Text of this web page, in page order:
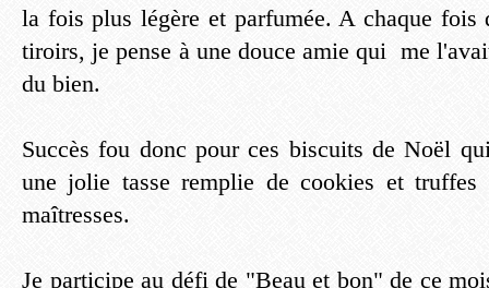
la fois plus légère et parfumée. A chaque fois
tiroirs, je pense à une douce amie qui me
du bien.
Succès fou donc pour ces biscuits de Noël
une jolie tasse remplie de cookies et truffes
maîtresses.
Je participe au défi de "Beau et bon" de ce